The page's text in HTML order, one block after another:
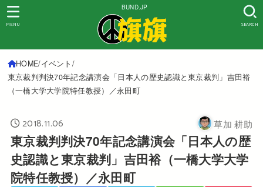
BUND.JP
SEARCH
MENU
HOME イベント
東京裁判判決70年記念講演会「日本人の歴史認識と東京裁判」吉田裕
（一橋大学大学院特任教授）／永田町
2018.11.06 草加 耕助
東京裁判判決70年記念講演会「日本人の歴
史認識と東京裁判」吉田裕（一橋大学大学
院特任教授）／永田町